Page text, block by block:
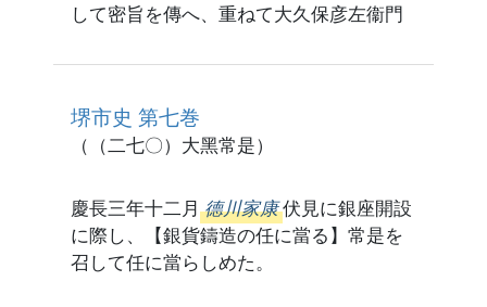
して密旨を傳へ、重ねて大久保彦左衞門
堺市史 第七巻
（（二七〇）大黑常是）
慶長三年十二月 德川家康 伏見に銀座開設
に際し、【銀貨鑄造の任に當る】常是を
召して任に當らしめた。